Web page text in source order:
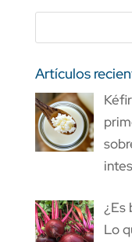
Artículos
¿Es
Lo